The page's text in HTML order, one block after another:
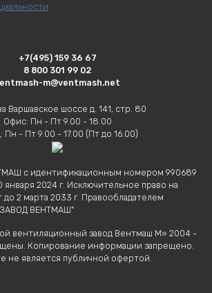
+7(495) 159 36 67
8 800 301 99 02
m@ventmash.net
Варшавское шоссе д. 141, стр. 80
Офис: Пн - Пт 9.00 - 18.00
Пн - Пт 9.00 - 17.00 (Пт до 16.00)
с идентификационным номером 990689
января 2024 г. Исключительное право на
2 марта 2033 г. Правообладателем
ВЕНТМАШ"
вентиляционный завод Вентмаш М» 2004 -
Копирование информации запрещено.
не является публичной офертой.